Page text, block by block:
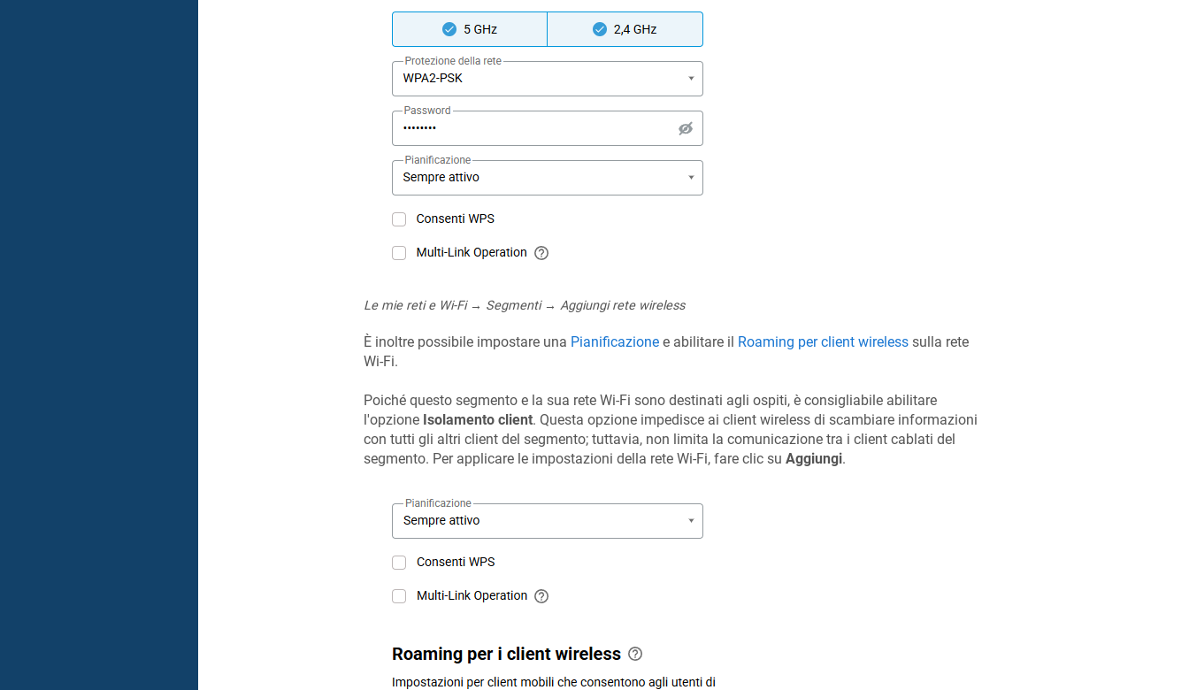
Le mie reti e Wi-Fi → Segmenti → Aggiungi rete wireless
È inoltre possibile impostare una Pianificazionee abilitare il Roaming per client wirelesssulla rete
Wi-Fi.
Poiché questo segmento e la sua rete Wi-Fi sono destinati agli ospiti, è consigliabile abilitare
l'opzione Isolamento client. Questa opzione impedisce ai client wireless di scambiare informazioni
con tutti gli altri client del segmento; tuttavia, non limita la comunicazione tra i client cablati del
segmento. Per applicare le impostazioni della rete Wi-Fi, fare clic su Aggiungi.